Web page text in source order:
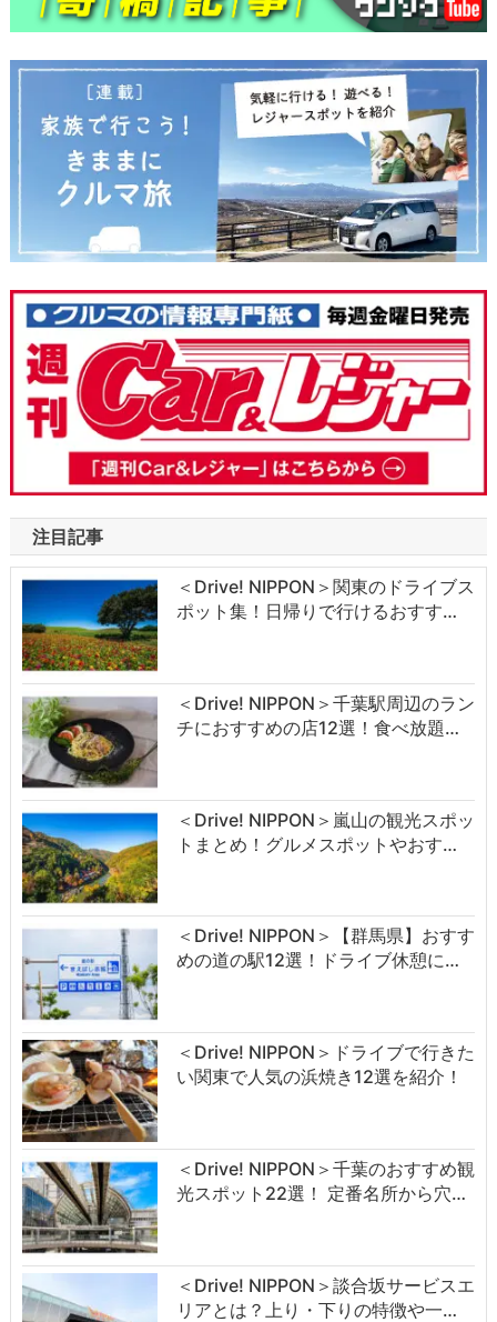
注目記事
＜Drive! NIPPON＞関東のドライブス
ポット集！日帰りで行けるおすす…
＜Drive! NIPPON＞千葉駅周辺のラン
チにおすすめの店12選！食べ放題…
＜Drive! NIPPON＞嵐山の観光スポッ
トまとめ！グルメスポットやおす…
＜Drive! NIPPON＞【群馬県】おすす
めの道の駅12選！ドライブ休憩に…
＜Drive! NIPPON＞ドライブで行きた
い関東で人気の浜焼き12選を紹介！
＜Drive! NIPPON＞千葉のおすすめ観
光スポット22選！ 定番名所から穴…
＜Drive! NIPPON＞談合坂サービスエ
リアとは？上り・下りの特徴や一…